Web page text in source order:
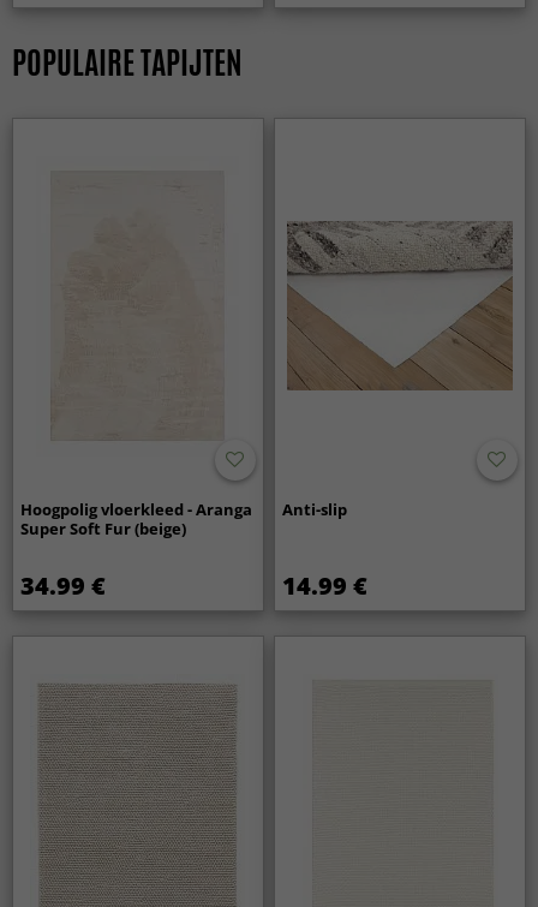
POPULAIRE TAPIJTEN
Hoogpolig vloerkleed - Aranga
Super Soft Fur (beige)
34.99 €
Anti-slip
14.99 €